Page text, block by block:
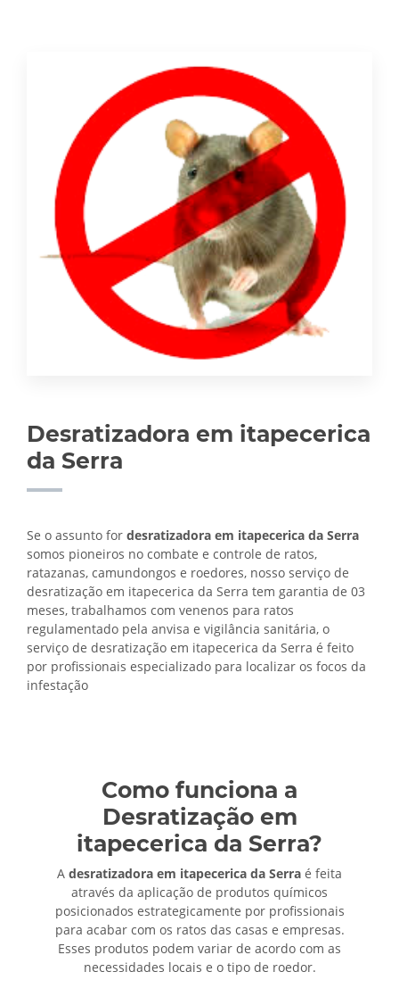
Desratizadora em itapecerica
da Serra
Se o assunto for desratizadora em itapecerica da Serra
somos pioneiros no combate e controle de ratos,
ratazanas, camundongos e roedores, nosso serviço de
desratização em itapecerica da Serra tem garantia de 03
meses, trabalhamos com venenos para ratos
regulamentado pela anvisa e vigilância sanitária, o
serviço de desratização em itapecerica da Serra é feito
por profissionais especializado para localizar os focos da
infestação
Como funciona a
Desratização em
itapecerica da Serra?
A desratizadora em itapecerica da Serra é feita
através da aplicação de produtos químicos
posicionados estrategicamente por profissionais
para acabar com os ratos das casas e empresas.
Esses produtos podem variar de acordo com as
necessidades locais e o tipo de roedor.